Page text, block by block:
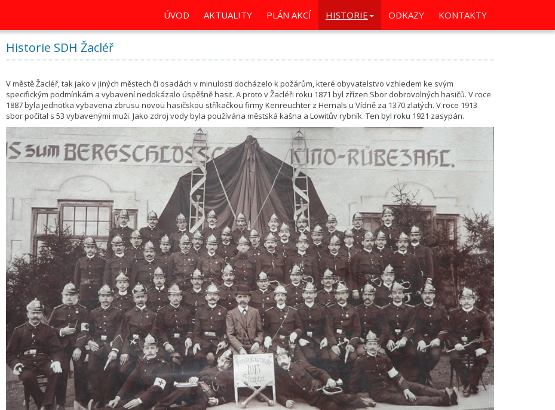
ÚVOD AKTUALITY PLÁN AKCÍ HISTORIE ODKAZY KONTAKTY
Historie SDH Žacléř
V městě Žacléř, tak jako v jiných městech či osadách v minulosti docházelo k požárům, které obyvatelstvo vzhledem ke svým
specifickým podmínkám a vybavení nedokázalo úspěšně hasit. A proto v Žacléři roku 1871 byl zřízen Sbor dobrovolných hasičů. V roce
1887 byla jednotka vybavena zbrusu novou hasičskou stříkačkou firmy Kenreuchter z Hernals u Vídně za 1370 zlatých. V roce 1913
sbor počítal s 53 vybavenými muži. Jako zdroj vody byla používána městská kašna a Lowitův rybník. Ten byl roku 1921 zasypán.